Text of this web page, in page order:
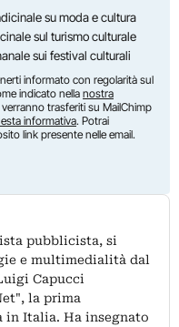
su moda e cultura
sul turismo culturale
sui festival culturali
informato con regolarità sul
indicato nella nostra
trasferiti su MailChimp
informativa. Potrai
link presente nelle email.
pubblicista, si
e multimedialità dal
Capucci
la prima
Italia. Ha insegnato